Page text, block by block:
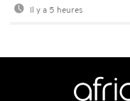
Il y a 5 heures